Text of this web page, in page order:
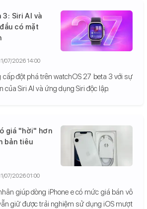
Siri AI và
có mặt
cấp đột phá trên watchOS 27 beta 3 với sự
của Siri AI và ứng dụng Siri độc lập.
07/2026 14:00
giá "hời" hơn
bản tiêu
giúp dòng iPhone e có mức giá bán vô
giữ được trải nghiệm sử dụng iOS mượt
07/2026 01:00